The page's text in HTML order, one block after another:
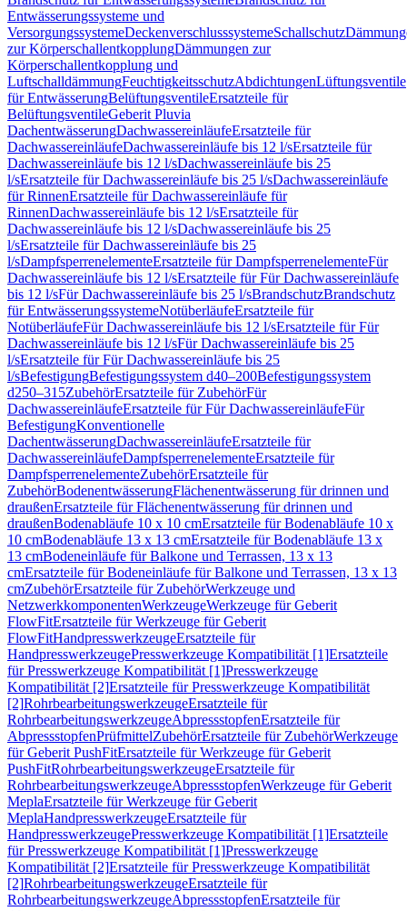
Entwässerungssysteme und
VersorgungssystemeDeckenverschlusssystemeSchallschutz
zur KörperschallentkopplungDämmungen zur
Körperschallentkopplung und
LuftschalldämmungFeuchtigkeitsschutzAbdichtungenLüftungsventile
für EntwässerungBelüftungsventileErsatzteile für
BelüftungsventileGeberit Pluvia
DachentwässerungDachwassereinläufeErsatzteile für
DachwassereinläufeDachwassereinläufe bis 12 l/sErsatzteile für
Dachwassereinläufe bis 12 l/sDachwassereinläufe bis 25
l/sErsatzteile für Dachwassereinläufe bis 25 l/sDachwassereinläufe
für RinnenErsatzteile für Dachwassereinläufe für
RinnenDachwassereinläufe bis 12 l/sErsatzteile für
Dachwassereinläufe bis 12 l/sDachwassereinläufe bis 25
l/sErsatzteile für Dachwassereinläufe bis 25
l/sDampfsperrenelementeErsatzteile für DampfsperrenelementeFür
Dachwassereinläufe bis 12 l/sErsatzteile für Für Dachwassereinläufe
bis 12 l/sFür Dachwassereinläufe bis 25 l/sBrandschutzBrandschutz
für EntwässerungssystemeNotüberläufeErsatzteile für
NotüberläufeFür Dachwassereinläufe bis 12 l/sErsatzteile für Für
Dachwassereinläufe bis 12 l/sFür Dachwassereinläufe bis 25
l/sErsatzteile für Für Dachwassereinläufe bis 25
l/sBefestigungBefestigungssystem d40–200Befestigungssystem
d250–315ZubehörErsatzteile für ZubehörFür
DachwassereinläufeErsatzteile für Für DachwassereinläufeFür
BefestigungKonventionelle
DachentwässerungDachwassereinläufeErsatzteile für
DachwassereinläufeDampfsperrenelementeErsatzteile für
DampfsperrenelementeZubehörErsatzteile für
ZubehörBodenentwässerungFlächenentwässerung für drinnen und
draußenErsatzteile für Flächenentwässerung für drinnen und
draußenBodenabläufe 10 x 10 cmErsatzteile für Bodenabläufe 10 x
10 cmBodenabläufe 13 x 13 cmErsatzteile für Bodenabläufe 13 x
13 cmBodeneinläufe für Balkone und Terrassen, 13 x 13
cmErsatzteile für Bodeneinläufe für Balkone und Terrassen, 13 x 13
cmZubehörErsatzteile für ZubehörWerkzeuge und
NetzwerkkomponentenWerkzeugeWerkzeuge für Geberit
FlowFitErsatzteile für Werkzeuge für Geberit
FlowFitHandpresswerkzeugeErsatzteile für
HandpresswerkzeugePresswerkzeuge Kompatibilität [1]Ersatzteile
für Presswerkzeuge Kompatibilität [1]Presswerkzeuge
Kompatibilität [2]Ersatzteile für Presswerkzeuge Kompatibilität
[2]RohrbearbeitungswerkzeugeErsatzteile für
RohrbearbeitungswerkzeugeAbpressstopfenErsatzteile für
AbpressstopfenPrüfmittelZubehörErsatzteile für ZubehörWerkzeuge
für Geberit PushFitErsatzteile für Werkzeuge für Geberit
PushFitRohrbearbeitungswerkzeugeErsatzteile für
RohrbearbeitungswerkzeugeAbpressstopfenWerkzeuge für Geberit
MeplaErsatzteile für Werkzeuge für Geberit
MeplaHandpresswerkzeugeErsatzteile für
HandpresswerkzeugePresswerkzeuge Kompatibilität [1]Ersatzteile
für Presswerkzeuge Kompatibilität [1]Presswerkzeuge
Kompatibilität [2]Ersatzteile für Presswerkzeuge Kompatibilität
[2]RohrbearbeitungswerkzeugeErsatzteile für
RohrbearbeitungswerkzeugeAbpressstopfenErsatzteile für